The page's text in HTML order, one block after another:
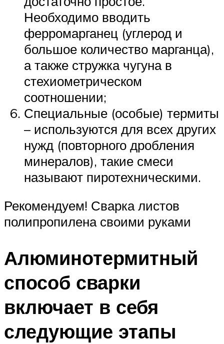
Необходимо вводить
ферромарганец (углерод и
большое количество марганца),
а также стружка чугуна в
стехиометрическом
соотношении;
Специальные (особые) термиты
– используются для всех других
нужд (повторного дробления
минералов), такие смеси
называют пиротехническими.
Рекомендуем! Сварка листов
полипропилена своими руками
Алюминотермитный
способ сварки
включает в себя
следующие этапы